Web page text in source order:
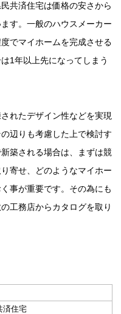
共済住宅は価格の安さから
す。一般のハウスメーカー
でマイホームを完成させる
1年以上先になってしまう
れたデザイン性などを実現
辺りも考慮した上で検討す
築される場合は、まずは競
寄せ、どのようなマイホー
事が重要です。その為にも
工務店からカタログを取り
住宅